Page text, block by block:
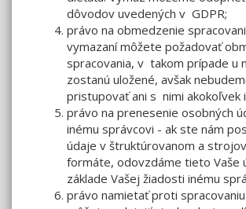
dôvodov uvedených v GDPR;
právo na obmedzenie
vymazaní môžete požadovať
spracovania, v takom prípade u
zostanú uložené, avšak
pristupovať ani s nimi akokoľvek
právo na prenesenie osobných
inému správcovi - ak ste nám
údaje v štruktúrovanom a
formáte, odovzdáme tieto Vaše
základe Vašej žiadosti inému
právo namietať proti